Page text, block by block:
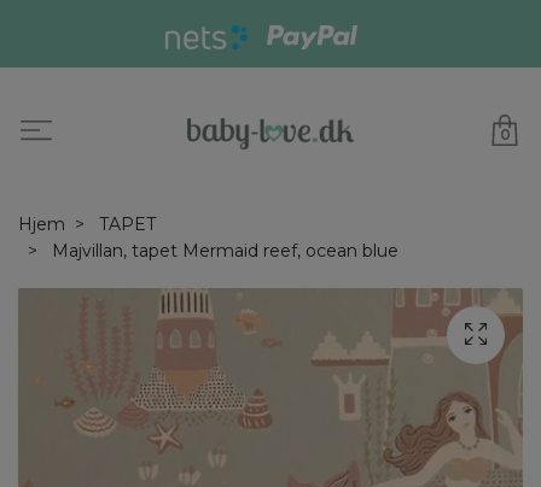
0
Hjem
TAPET
Majvillan, tapet Mermaid reef, ocean blue